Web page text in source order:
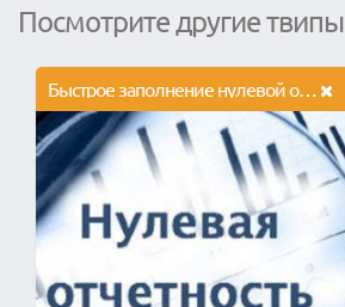
Посмотрите другие твипы
Быстрое заполнение нулевой отчетности в налоговые органы